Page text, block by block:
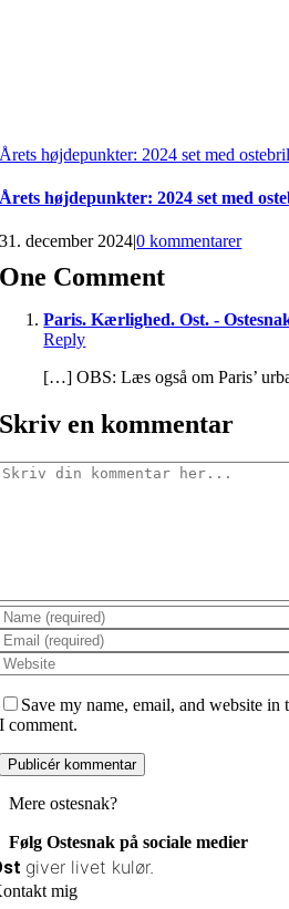
Årets højdepunkter: 2024 set med
Årets højdepunkter: 2024 set med
31. december 2024|0 kommentarer
One Comment
Paris. Kærlighed. Ost. -
Reply
[…] OBS: Læs også om Paris’
Skriv en kommentar
Save my name, email, and website
I comment.
Mere ostesnak?
Følg Ostesnak på sociale medier
giver livet kulør.
mig